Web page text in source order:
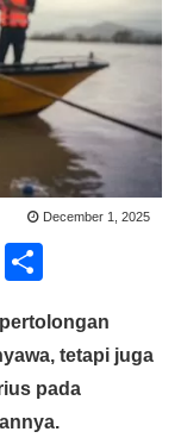
December 1, 2025
C
p
ar
etetapi juga
pada